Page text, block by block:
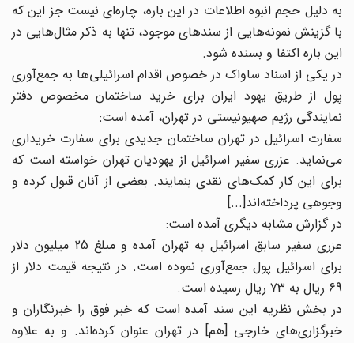
به دلیل حجم انبوه اطلاعات در این باره، چاره‌ای نیست جز این که
با گزینش نمونه‌هایی از سندهای موجود، تنها به ذکر مثال‌هایی در
این باره اکتفا و بسنده شود.
در یکی از اسناد ساواک در خصوص اقدام اسرائیلی‌ها به جمع‌آوری
پول از طریق یهود ایران برای خرید ساختمان مخصوص دفتر
نمایندگی رژیم صهیونیستی در تهران، آمده است:
سفارت اسرائیل در تهران ساختمان جدیدی برای سفارت خریداری
می‌نماید. عزری سفیر اسرائیل از یهودیان تهران خواسته است که
برای این کار کمک‌های نقدی بنمایند. بعضی از آنان قبول کرده و
وجوهی پرداخته‌اند[...]
در گزارش مشابه دیگری آمده است:
عزری سفیر سابق اسرائیل به تهران آمده و مبلغ 25 میلیون دلار
برای اسرائیل پول جمع‌آوری نموده است. در نتیجه قیمت دلار از
69 ریال به 73 ریال رسیده است.
در بخش نظریه این سند آمده است که خبر فوق را خبرنگاران و
خبرگزاری‌های خارجی [هم] در تهران عنوان کرده‌اند. و به علاوه